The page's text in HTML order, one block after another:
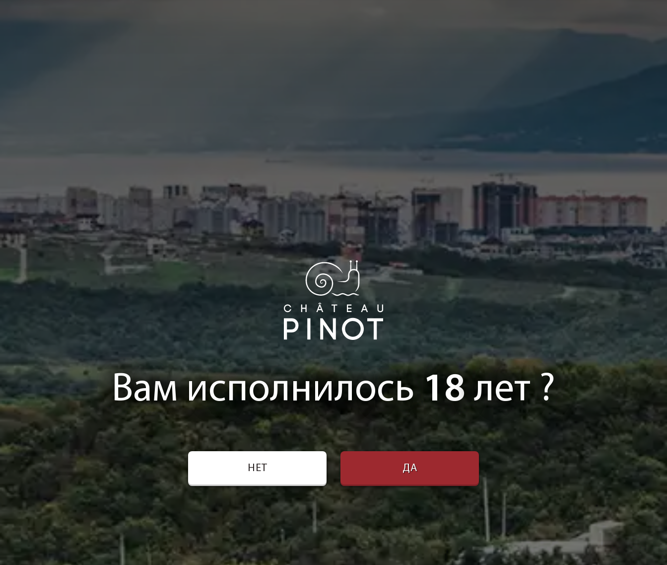
Вам исполнилось 18лет ?
НЕТ ДА